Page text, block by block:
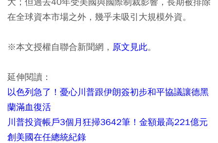
在全球資本市場之外，幾乎未吸引大規模外資。
※本文授權自聯合新聞網， 原文見此。
延伸閱讀：
以色列急了！憂心川普跟伊朗簽初步和平協議讓德黑
蘭滿血復活
川普投資帳戶3個月狂掃3642筆！金額最高221億元
創美國在任總統紀錄